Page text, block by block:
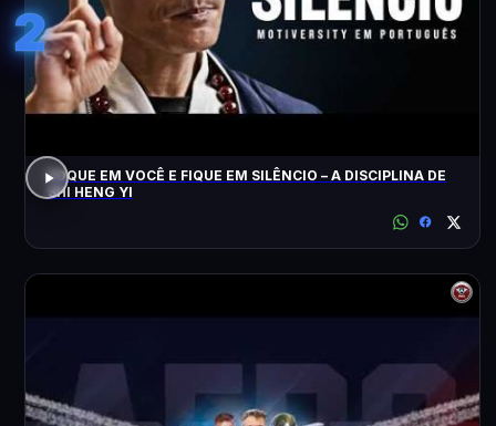
2
FOQUE EM VOCÊ E FIQUE EM SILÊNCIO – A DISCIPLINA DE
SHI HENG YI